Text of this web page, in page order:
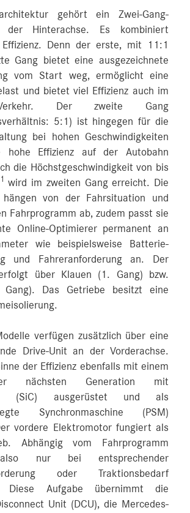
gehört ein Zwei-Gang-
der Hinterachse. Es kombiniert
Denn der erste, mit 11:1
Gang bietet eine ausgezeichnete
vom Start weg, ermöglicht eine
und bietet viel Effizienz auch im
Der zweite Gang
5:1) ist hingegen für die
bei hohen Geschwindigkeiten
Effizienz auf der Autobahn
die Höchstgeschwindigkeit von bis
1
wird im zweiten Gang erreicht. Die
hängen von der Fahrsituation und
Fahrprogramm ab, zudem passt sie
Online-Optimierer permanent an
wie beispielsweise Batterie-
und Fahreranforderung an. Der
über Klauen (1. Gang) bzw.
Gang). Das Getriebe besitzt eine
verfügen zusätzlich über eine
Drive-Unit an der Vorderachse.
der Effizienz ebenfalls mit einem
nächsten Generation mit
(SiC) ausgerüstet und als
Synchronmaschine (PSM)
vordere Elektromotor fungiert als
Abhängig vom Fahrprogramm
nur bei entsprechender
oder Traktionsbedarf
Diese Aufgabe übernimmt die
Unit (DCU), die Mercedes-